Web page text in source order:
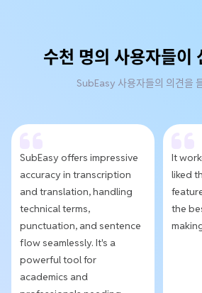
수천 명의 사용자들이
SubEasy 사용자들의 의견을
SubEasy offers impressive
accuracy in transcription
and translation, handling
technical terms,
punctuation, and sentence
flow seamlessly. It's a
powerful tool for
academics and
It
liked
the